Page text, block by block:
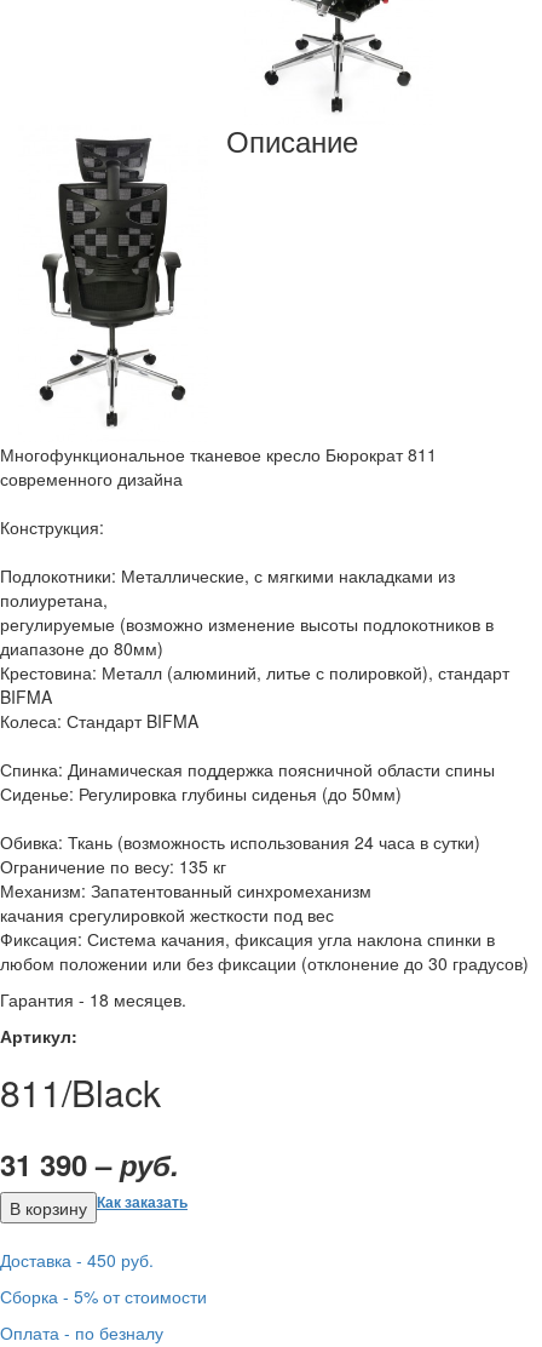
Описание
Многофункциональное тканевое кресло Бюрократ 811
современного дизайна
Конструкция:
Подлокотники: Металлические, с мягкими накладками из
полиуретана,
регулируемые (возможно изменение высоты подлокотников в
диапазоне до 80мм)
Крестовина: Металл (алюминий, литье с полировкой), стандарт
BIFMA
Колеса: Стандарт BIFMA
Спинка: Динамическая поддержка поясничной области спины
Сиденье: Регулировка глубины сиденья (до 50мм)
Обивка: Ткань (возможность использования 24 часа в сутки)
Ограничение по весу: 135 кг
Механизм: Запатентованный синхромеханизм
качания срегулировкой жесткости под вес
Фиксация: Система качания, фиксация угла наклона спинки в
любом положении или без фиксации (отклонение до 30 градусов)
Гарантия - 18 месяцев.
Артикул:
811/Black
31 390 –руб.
Как заказать
Доставка - 450 руб.
Сборка - 5% от стоимости
Оплата - по безналу